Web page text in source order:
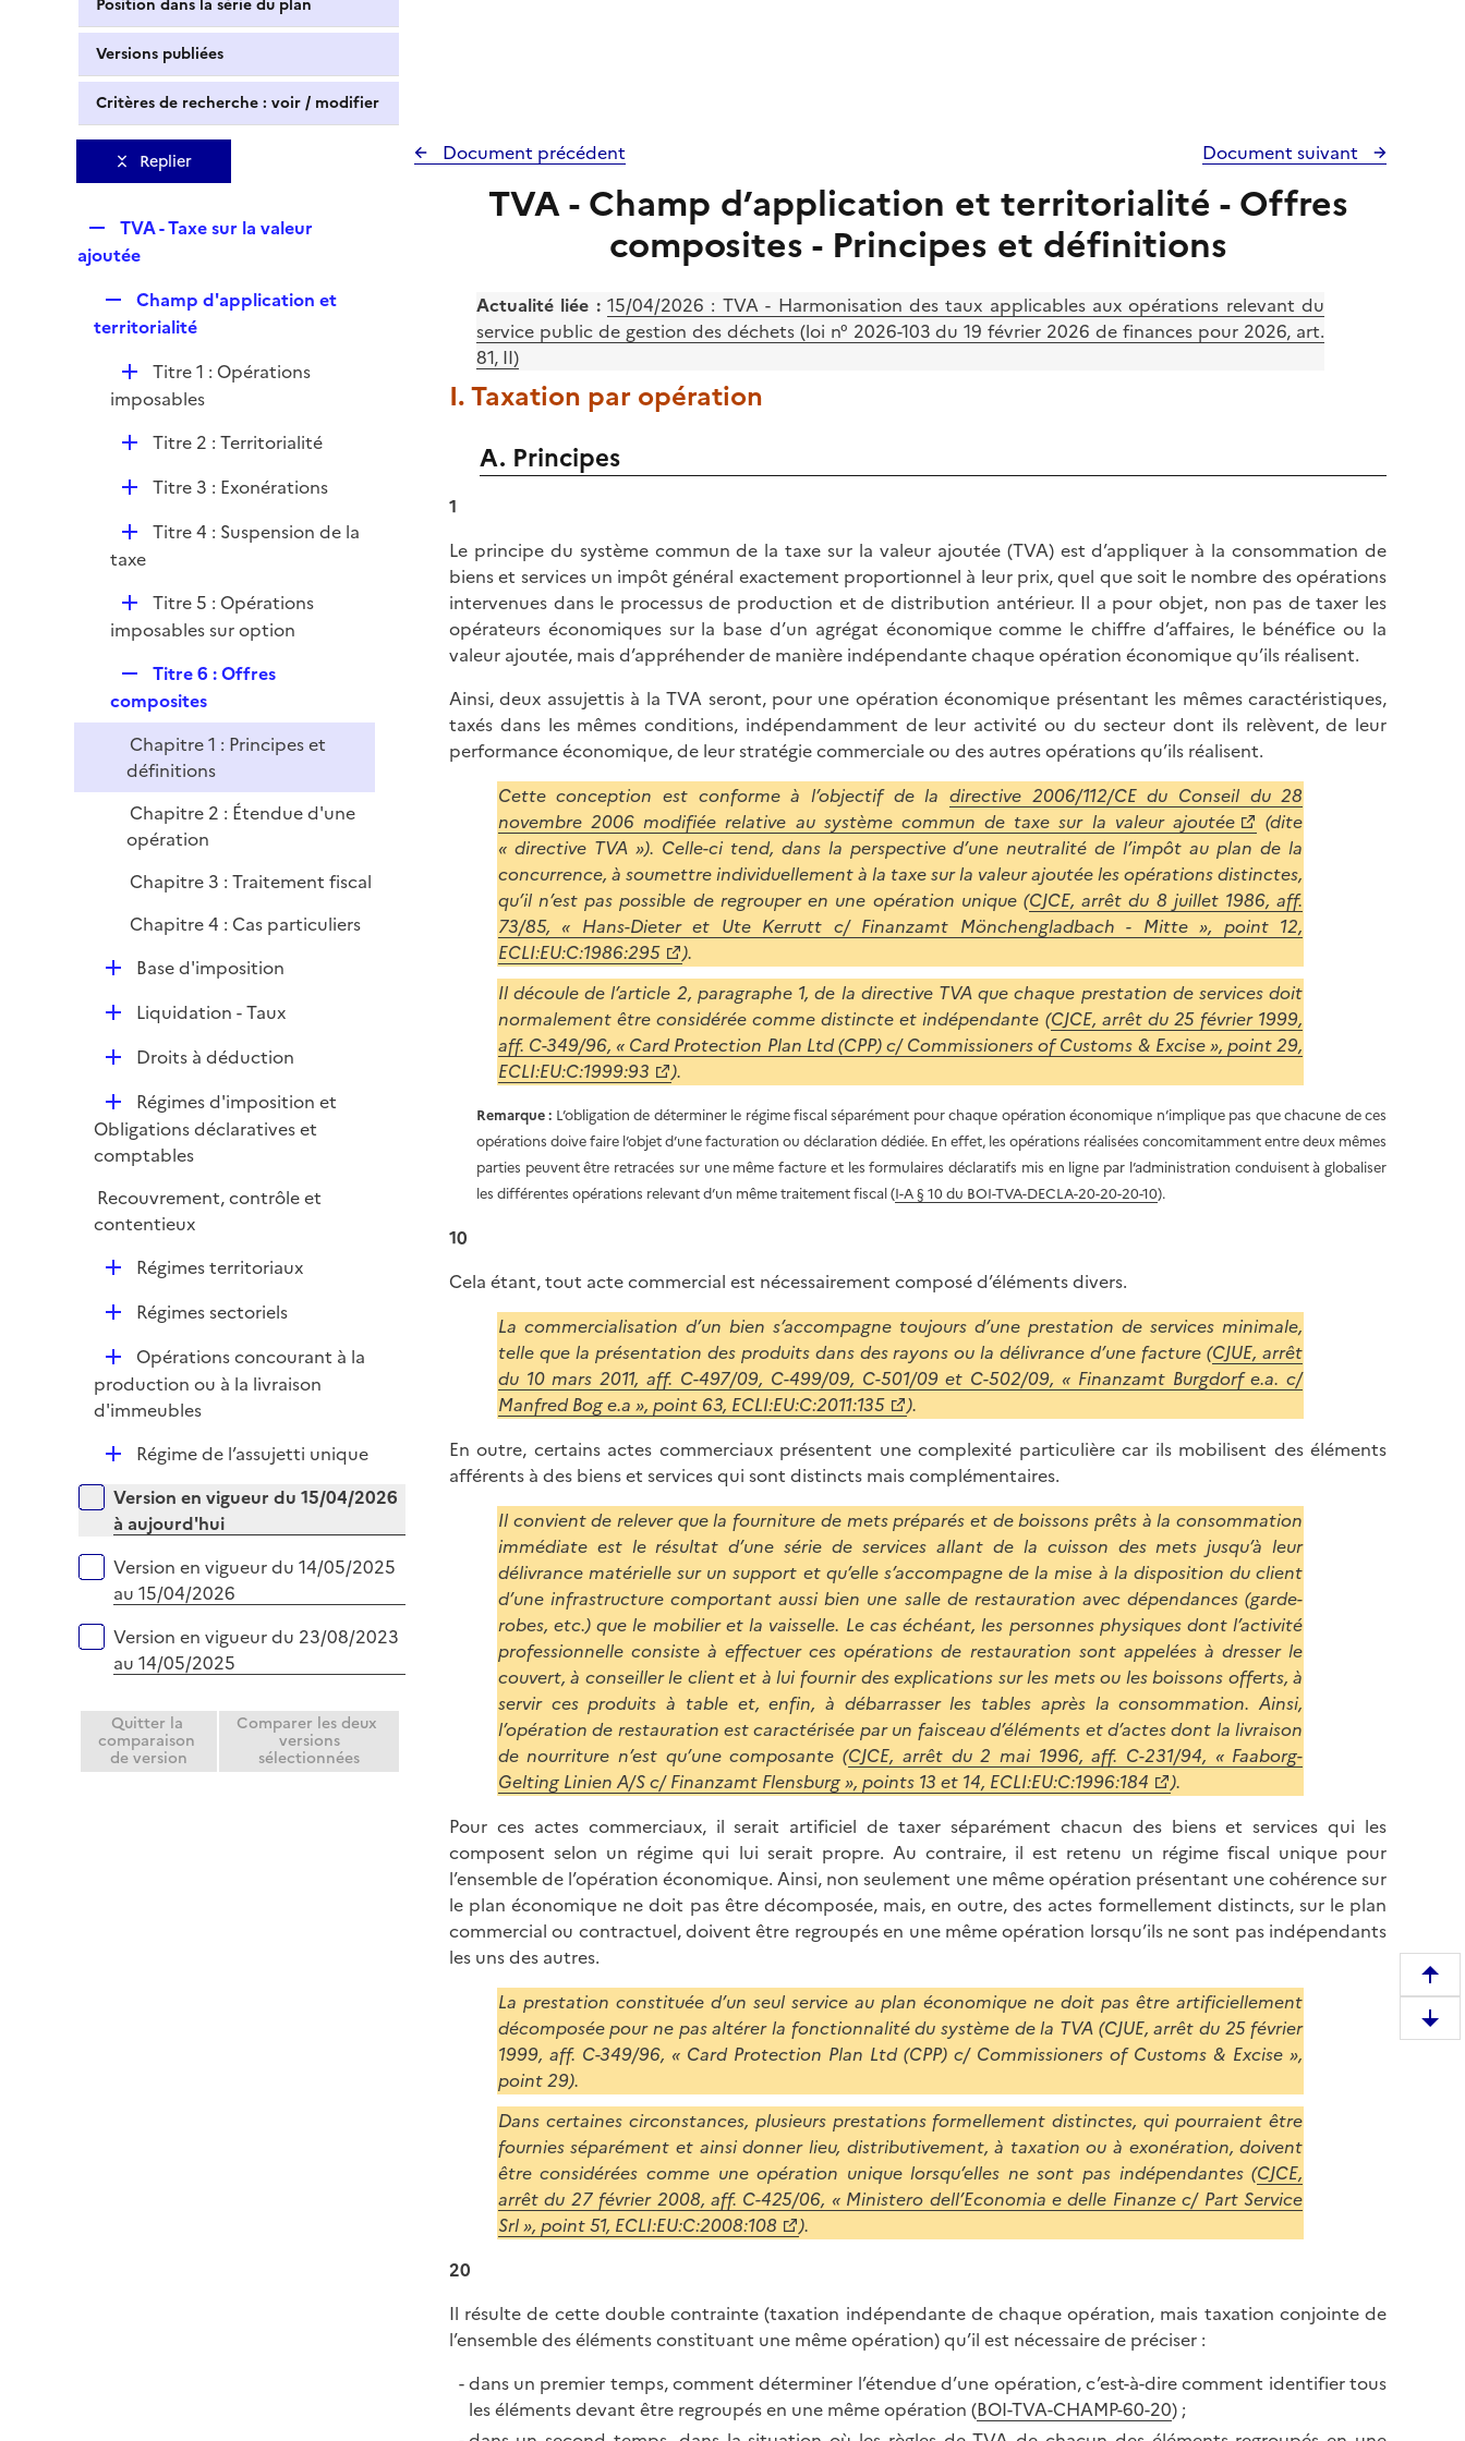
Position dans la série du plan
Versions publiées
Critères de recherche : voir / modifier
Replier
e
l
i
TVA - Taxe sur la valeur
ajoutée
e
l
i
e
r
Champ d'application et
territorialité
D
é
Titre 1 : Opérations
imposables
D
e
Titre 2 : Territorialité
D
l
r
Titre 3 : Exonérations
D
é
i
Titre 4 : Suspension de la
taxe
D
é
i
e
r
Titre 5 : Opérations
imposables sur option
e
p
l
i
e
Titre 6 : Offres
composites
Chapitre 1 : Principes et
définitions
Chapitre 2 : Étendue d'une
opération
Chapitre 3 : Traitement fiscal
Chapitre 4 : Cas particuliers
D
r
Base d'imposition
D
i
e
r
Liquidation - Taux
D
l
i
r
Droits à déduction
D
é
p
i
e
Régimes d'imposition et
Obligations déclaratives et
comptables
Recouvrement, contrôle et
contentieux
D
e
r
Régimes territoriaux
D
l
i
Régimes sectoriels
D
é
p
e
r
Opérations concourant à la
production ou à la livraison
d'immeubles
D
p
l
i
r
Régime de l’assujetti unique
Versions sur la période
Version en vigueur du 15/04/2026
à aujourd'hui
Version en vigueur du 14/05/2025
au 15/04/2026
Version en vigueur du 23/08/2023
au 14/05/2025
Quitter la
comparaison
de version
Comparer les deux
versions
sélectionnées
Document précédent Document suivant
TVA - Champ d’application et territorialité - Offres
composites - Principes et définitions
Actualité liée : 15/04/2026 : TVA - Harmonisation des taux applicables aux opérations relevant du
service public de gestion des déchets (loi n° 2026-103 du 19 février 2026 de finances pour 2026, art.
81, II)
I. Taxation par opération
A. Principes
1
Le principe du système commun de la taxe sur la valeur ajoutée (TVA) est d’appliquer à la consommation de
biens et services un impôt général exactement proportionnel à leur prix, quel que soit le nombre des opérations
intervenues dans le processus de production et de distribution antérieur. Il a pour objet, non pas de taxer les
opérateurs économiques sur la base d’un agrégat économique comme le chiffre d’affaires, le bénéfice ou la
valeur ajoutée, mais d’appréhender de manière indépendante chaque opération économique qu’ils réalisent.
Ainsi, deux assujettis à la TVA seront, pour une opération économique présentant les mêmes caractéristiques,
taxés dans les mêmes conditions, indépendamment de leur activité ou du secteur dont ils relèvent, de leur
performance économique, de leur stratégie commerciale ou des autres opérations qu’ils réalisent.
Cette conception est conforme à l’objectif de la directive 2006/112/CE du Conseil du 28
novembre 2006 modifiée relative au système commun de taxe sur la valeur ajoutée
(dite
« directive TVA »). Celle-ci tend, dans la perspective d’une neutralité de l’impôt au plan de la
concurrence, à soumettre individuellement à la taxe sur la valeur ajoutée les opérations distinctes,
qu’il n’est pas possible de regrouper en une opération unique (CJCE, arrêt du 8 juillet 1986, aff.
73/85, « Hans-Dieter et Ute Kerrutt c/ Finanzamt Mönchengladbach - Mitte », point 12,
ECLI:EU:C:1986:295
).
Il découle de l’article 2, paragraphe 1, de la directive TVA que chaque prestation de services doit
normalement être considérée comme distincte et indépendante (CJCE, arrêt du 25 février 1999,
aff. C-349/96, « Card Protection Plan Ltd (CPP) c/ Commissioners of Customs & Excise », point 29,
ECLI:EU:C:1999:93
).
Remarque : L’obligation de déterminer le régime fiscal séparément pour chaque opération économique n’implique pas que chacune de ces
opérations doive faire l’objet d’une facturation ou déclaration dédiée. En effet, les opérations réalisées concomitamment entre deux mêmes
parties peuvent être retracées sur une même facture et les formulaires déclaratifs mis en ligne par l’administration conduisent à globaliser
les différentes opérations relevant d’un même traitement fiscal (I-A § 10 du BOI-TVA-DECLA-20-20-20-10).
10
Cela étant, tout acte commercial est nécessairement composé d’éléments divers.
La commercialisation d’un bien s’accompagne toujours d’une prestation de services minimale,
telle que la présentation des produits dans des rayons ou la délivrance d’une facture (CJUE, arrêt
du 10 mars 2011, aff. C-497/09, C-499/09, C-501/09 et C-502/09, « Finanzamt Burgdorf e.a. c/
Manfred Bog e.a », point 63, ECLI:EU:C:2011:135
).
En outre, certains actes commerciaux présentent une complexité particulière car ils mobilisent des éléments
afférents à des biens et services qui sont distincts mais complémentaires.
Il convient de relever que la fourniture de mets préparés et de boissons prêts à la consommation
immédiate est le résultat d’une série de services allant de la cuisson des mets jusqu’à leur
délivrance matérielle sur un support et qu’elle s’accompagne de la mise à la disposition du client
d’une infrastructure comportant aussi bien une salle de restauration avec dépendances (garde-
robes, etc.) que le mobilier et la vaisselle. Le cas échéant, les personnes physiques dont l’activité
professionnelle consiste à effectuer ces opérations de restauration sont appelées à dresser le
couvert, à conseiller le client et à lui fournir des explications sur les mets ou les boissons offerts, à
servir ces produits à table et, enfin, à débarrasser les tables après la consommation. Ainsi,
l’opération de restauration est caractérisée par un faisceau d’éléments et d’actes dont la livraison
de nourriture n’est qu’une composante (CJCE, arrêt du 2 mai 1996, aff. C-231/94, « Faaborg-
Gelting Linien A/S c/ Finanzamt Flensburg », points 13 et 14, ECLI:EU:C:1996:184
).
Pour ces actes commerciaux, il serait artificiel de taxer séparément chacun des biens et services qui les
composent selon un régime qui lui serait propre. Au contraire, il est retenu un régime fiscal unique pour
l’ensemble de l’opération économique. Ainsi, non seulement une même opération présentant une cohérence sur
le plan économique ne doit pas être décomposée, mais, en outre, des actes formellement distincts, sur le plan
commercial ou contractuel, doivent être regroupés en une même opération lorsqu’ils ne sont pas indépendants
les uns des autres.
La prestation constituée d’un seul service au plan économique ne doit pas être artificiellement
décomposée pour ne pas altérer la fonctionnalité du système de la TVA (CJUE, arrêt du 25 février
1999, aff. C-349/96, « Card Protection Plan Ltd (CPP) c/ Commissioners of Customs & Excise »,
point 29).
Dans certaines circonstances, plusieurs prestations formellement distinctes, qui pourraient être
fournies séparément et ainsi donner lieu, distributivement, à taxation ou à exonération, doivent
être considérées comme une opération unique lorsqu’elles ne sont pas indépendantes (CJCE,
arrêt du 27 février 2008, aff. C-425/06, « Ministero dell’Economia e delle Finanze c/ Part Service
Srl », point 51, ECLI:EU:C:2008:108
).
20
Il résulte de cette double contrainte (taxation indépendante de chaque opération, mais taxation conjointe de
l’ensemble des éléments constituant une même opération) qu’il est nécessaire de préciser :
dans un premier temps, comment déterminer l’étendue d’une opération, c’est-à-dire comment identifier tous
les éléments devant être regroupés en une même opération (BOI-TVA-CHAMP-60-20) ;
e
m
D